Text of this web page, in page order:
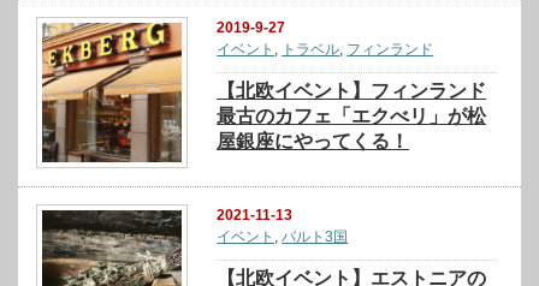
2019-9-27
イベント , トラベル, フィンランド
【北欧イベント】フィンランド
最古のカフェ「エクべリ」が松
屋銀座にやってくる！
2021-11-13
イベント ,バルト3国
【北欧イベント】エストニアの